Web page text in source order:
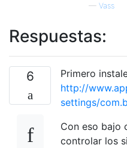
— Vass
Respuestas:
6
Primero
http://
settings/
Con eso bajo
controlar los